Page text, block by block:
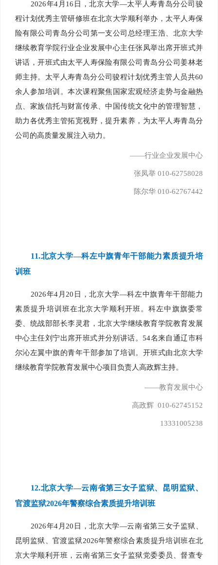
2026年4月16日，北京大学—太平人寿青岛分公司骏
程计划优秀主管研修班在北京大学顺利举办，太平人寿保
险有限公司青岛分公司第一支公司总经理王浩、北京大学
继续教育学院行业企业发展中心主任张凤举出席开班式并
讲话，开班式由太平人寿保险有限公司青岛分公司姜林老
师主持。太平人寿青岛分公司骏程计划优秀主管人员共60
余人参加培训。本次课程聚焦国家宏观经济走势与金融热
点、家族信托与财富传承、中国传统文化中的管理智慧，
助力各优秀主管拓宽视野，提升素养，为太平人寿青岛分
公司的高质量发展注入动力。
——行业企业发展中心
张凤举 010-62758028
陈尔华 010-62767442
11.北京大学—科左中旗青年干部能力素质提升培
训班
2026年4月20日，北京大学—科左中旗青年干部能力
素质提升培训班在北京大学顺利开班。科左中旗旗委常
委、统战部部长李灵君，北京大学继续教育学院教育发展
中心主任刘宁出席开班式并分别讲话。54名来自通辽市科
尔沁左翼中旗的青年干部参加了培训。开班式由北京大学
继续教育学院教育发展中心项目负责人高政辉主持。
——教育发展中心
高政辉 010-62745152
13331005238
12.北京大学—云南省第三女子监狱、昆明监狱、
官渡监狱2026年警察综合素质提升培训班
2026年4月20日，北京大学—云南省第三女子监狱、
昆明监狱、官渡监狱2026年警察综合素质提升培训班在北
京大学顺利开班，云南省第三女子监狱党委委员、督查专